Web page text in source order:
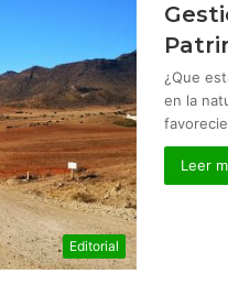
Editorial
¿Que
en la
Leer